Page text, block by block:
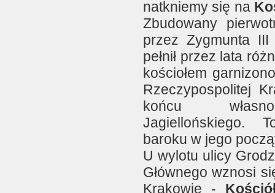
natkniemy się na
Zbudowany
przez Zygmunta
pełnił przez lata
kościołem
Rzeczypospolitej
końcu
Jagiellońskiego.
baroku w jego
U wylotu ulicy
Głównego wznosi
Krakowie -